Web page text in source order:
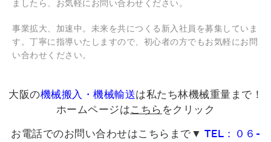
ましたら、お気軽にお問い合わせください。
事業拡大、加速中。未来を共につくる新入社員を募集していま
す。丁寧に指導いたしますので、初心者の方でもお気軽にお問
い合わせください。
大阪の機械搬入・機械輸送は私たち林機械重量まで！
ホームページはこちら をクリック
お電話でのお問い合わせはこちらまで▼ TEL：０６-